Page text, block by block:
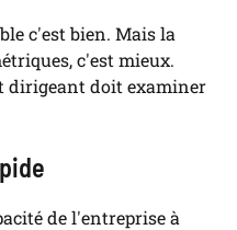
c'est bien. Mais la
c'est mieux.
dirigeant doit examiner
de l'entreprise à